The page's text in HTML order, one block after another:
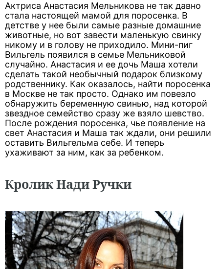
Актриса Анастасия Мельникова не так давно
стала настоящей мамой для поросенка. В
детстве у нее были самые разные домашние
животные, но вот завести маленькую свинку
никому и в голову не приходило. Мини-пиг
Вильгель появился в семье Мельниковой
случайно. Анастасия и ее дочь Маша хотели
сделать такой необычный подарок близкому
родственнику. Как оказалось, найти поросенка
в Москве не так просто. Однако им повезло
обнаружить беременную свинью, над которой
звездное семейство сразу же взяло шевство.
После рождения поросенка, чье появление на
свет Анастасия и Маша так ждали, они решили
оставить Вильгельма себе. И теперь
ухаживают за ним, как за ребенком.
Кролик Нади Ручки